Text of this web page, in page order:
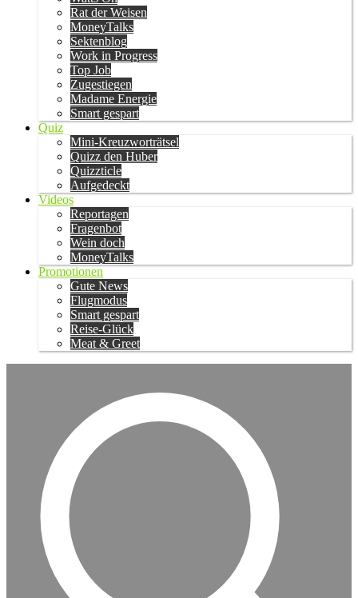
Rat der Weisen
MoneyTalks
Sektenblog
Work in Progress
Top Job
Zugestiegen
Madame Energie
Smart gespart
Quiz
Mini-Kreuzworträtsel
Quizz den Huber
Quizzticle
Aufgedeckt
Videos
Reportagen
Fragenbot
Wein doch
MoneyTalks
Promotionen
Gute News
Flugmodus
Smart gespart
Reise-Glück
Meat & Greet